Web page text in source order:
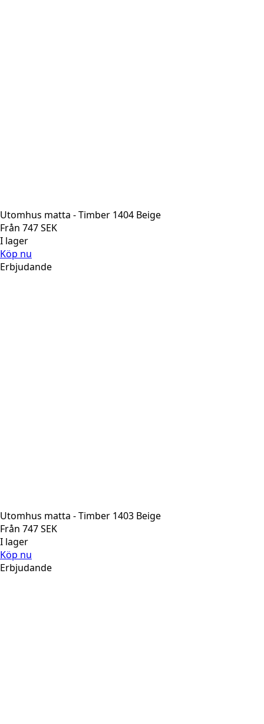
Utomhus matta - Timber 1404 Beige
Från 747SEK
I lager
Köp nu
Erbjudande
Utomhus matta - Timber 1403 Beige
Från 747SEK
I lager
Köp nu
Erbjudande